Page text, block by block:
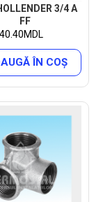
3/4 A
FF
40.40MDL
ÎN COŞ